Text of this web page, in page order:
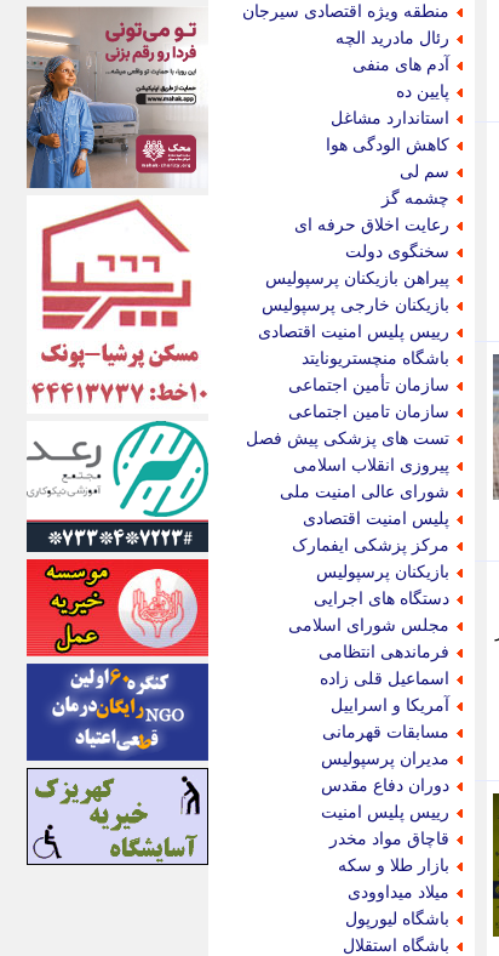
منطقه ویژه اقتصادی سیرجان
رئال مادرید الچه
آدم های منفی
پایین ده
استاندارد مشاغل
کاهش الودگی هوا
سم لی
چشمه گز
رعایت اخلاق حرفه ای
سخنگوی دولت
پیراهن بازیکنان پرسپولیس
بازیکنان خارجی پرسپولیس
رییس پلیس امنیت اقتصادی
باشگاه منچستریونایتد
سازمان تأمین اجتماعی
سازمان تامین اجتماعی
تست های پزشکی پیش فصل
پیروزی انقلاب اسلامی
شورای عالی امنیت ملی
پلیس امنیت اقتصادی
مرکز پزشکی ایفمارک
بازیکنان پرسپولیس
دستگاه های اجرایی
مجلس شورای اسلامی
فرماندهی انتظامی
اسماعیل قلی زاده
آمریکا و اسراییل
مسابقات قهرمانی
مدیران پرسپولیس
دوران دفاع مقدس
رییس پلیس امنیت
قاچاق مواد مخدر
بازار طلا و سکه
میلاد میداوودی
باشگاه لیورپول
باشگاه استقلال
اکوفارس
اکونگار
اکونیوز
الف
انتشار آنلاین
اندیشه قرن
اندیشه معاصر
اندیشه ها
انرژی پرس
ای استخدام
ایتنا
ایراف
ایران آرت
ایران آنلاین
ایران زندگی
ایران فوری
ایرانی روز
ایرانیتال
ایرنا
ایسکانیوز
ایسنا
ایکنا
ایلنا
اینتیتر
ایونا نیوز
بازتاب آنلاین
باشگاه خبرنگاران
باغستان نیوز
بامبوک
ببین و بخون
بدینسان
بنکر